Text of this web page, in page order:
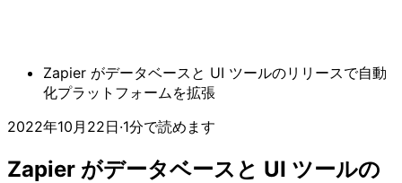
Zapier がデータベースと UI ツールのリリースで自動
化プラットフォームを拡張
2022年10月22日·1分で読めます
Zapier がデータベースと UI ツールの